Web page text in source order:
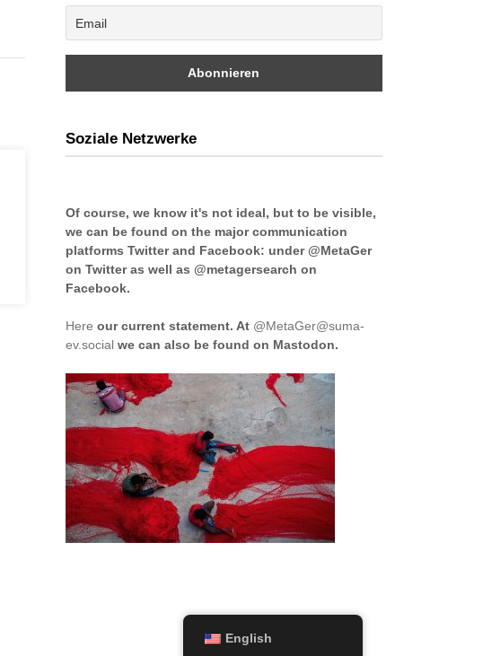
Soziale Netzwerke
Of course, we know it's not ideal, but to be visible,
we can be found on the major communication
platforms Twitter and Facebook: under @MetaGer
on Twitter as well as @metagersearch on
Facebook.
Here our current statement. At @MetaGer@suma-
ev.socialwe can also be found on Mastodon.
English